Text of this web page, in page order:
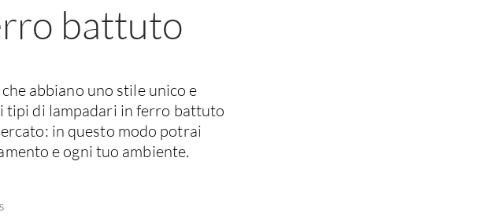
battuto
abbiano uno stile unico e
tipi di lampadari in ferro battuto
in questo modo potrai
e ogni tuo ambiente.